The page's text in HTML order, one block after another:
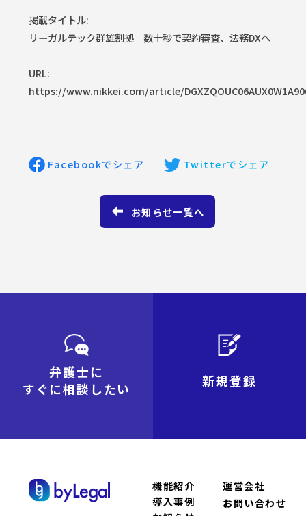
掲載タイトル:
リーガルテック群雄割拠 数十秒で契約審査、法務DXへ
URL:
https://www.nikkei.com/article/
Facebookでシェア Twitterでシェア
お知らせ一覧へ
弁護士に
すぐに相談したい
新規登録
機能紹介
導入事例
運営会社
お問い合わせ